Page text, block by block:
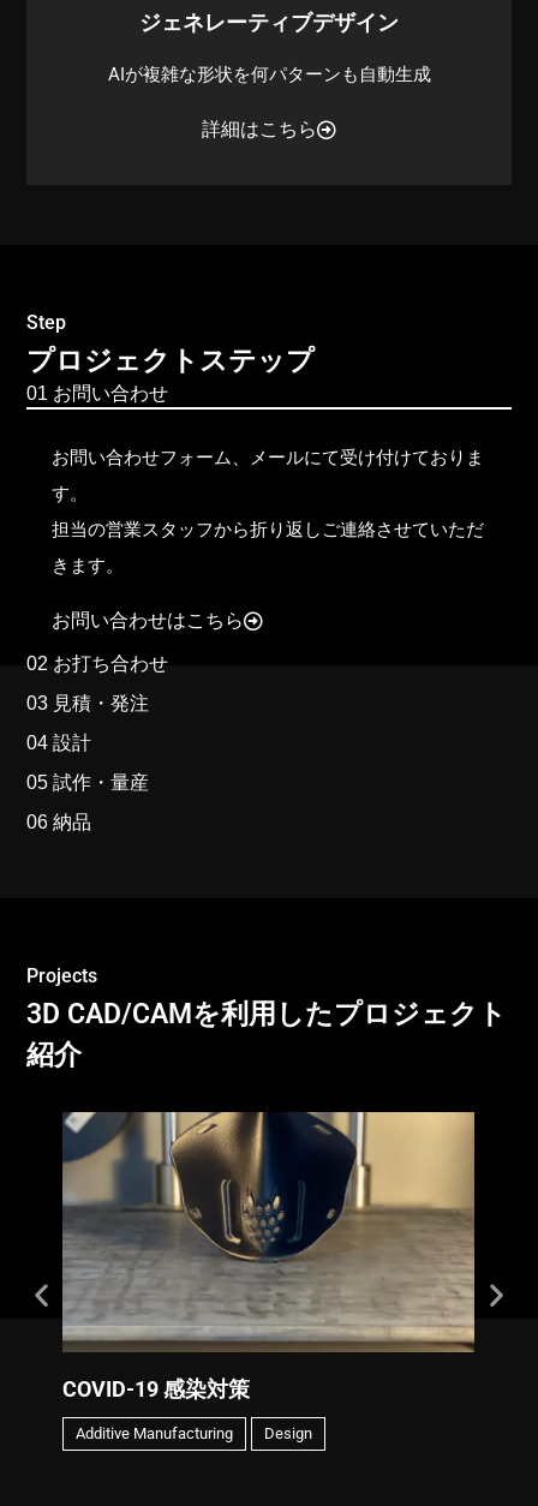
ジェネレーティブデザイン
AIが複雑な形状を何パターンも自動生成
詳細はこちら
Step
プロジェクトステップ
01 お問い合わせ
02 お打ち合わせ
03 見積・発注
04 設計
05 試作・量産
06 納品
お問い合わせフォーム、メールにて受け付けておりま
す。
担当の営業スタッフから折り返しご連絡させていただ
きます。
お問い合わせはこちら
Projects
3D CAD/CAMを利用したプロジェクト
紹介
COVID-19 感染対策
Additive Manufacturing Design